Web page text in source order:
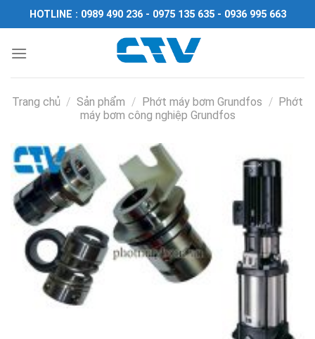
Chuyển
đến
dung
HOTLINE : 0989 490 236 - 0975 135 635 - 0936 995 663
Trang chủ / Sản phẩm / Phớt máy bơm Grundfos / Phớt
máy bơm công nghiệp Grundfos